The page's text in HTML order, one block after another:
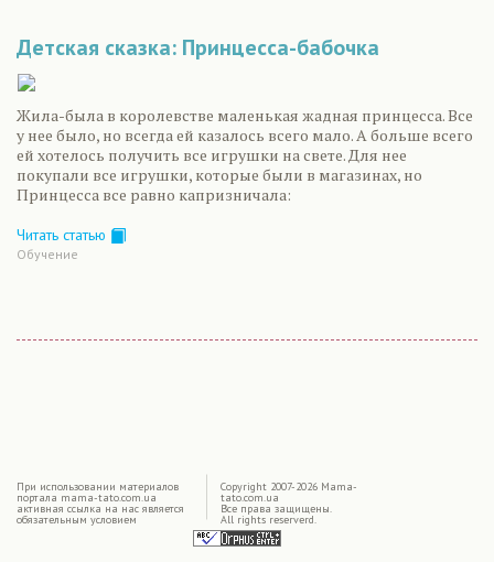
Детская сказка: Принцесса-бабочка
Жила-была в королевстве маленькая жадная принцесса. Все
у нее было, но всегда ей казалось всего мало. А больше всего
ей хотелось получить все игрушки на свете. Для нее
покупали все игрушки, которые были в магазинах, но
Принцесса все равно капризничала:
Читать статью
Обучение
При использовании материалов
портала mama-tato.com.ua
активная ссылка на нас является
обязательным условием
Copyright 2007-2026 Mama-
tato.com.ua
Все права защищены.
All rights reserverd.